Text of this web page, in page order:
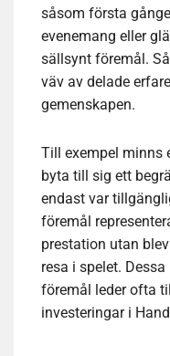
såsom första
evenemang eller
sällsynt föremål.
väv av delade
gemenskapen.
Till exempel minns
byta till sig ett
endast var
föremål
prestation utan
resa i spelet.
föremål leder ofta
investeringar i